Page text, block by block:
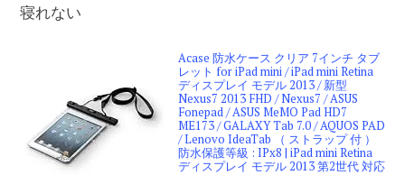
寝れない
Acase 防水ケース クリア 7インチ タブ
レット for iPad mini / iPad mini Retina
ディスプレイ モデル 2013 / 新型
Nexus7 2013 FHD / Nexus7 / ASUS
Fonepad / ASUS MeMO Pad HD7
ME173 / GALAXY Tab 7.0 / AQUOS PAD
/ Lenovo IdeaTab （ ストラップ 付 ）
防水保護等級 : IPx8 | iPad mini Retina
ディスプレイ モデル 2013 第2世代 対応